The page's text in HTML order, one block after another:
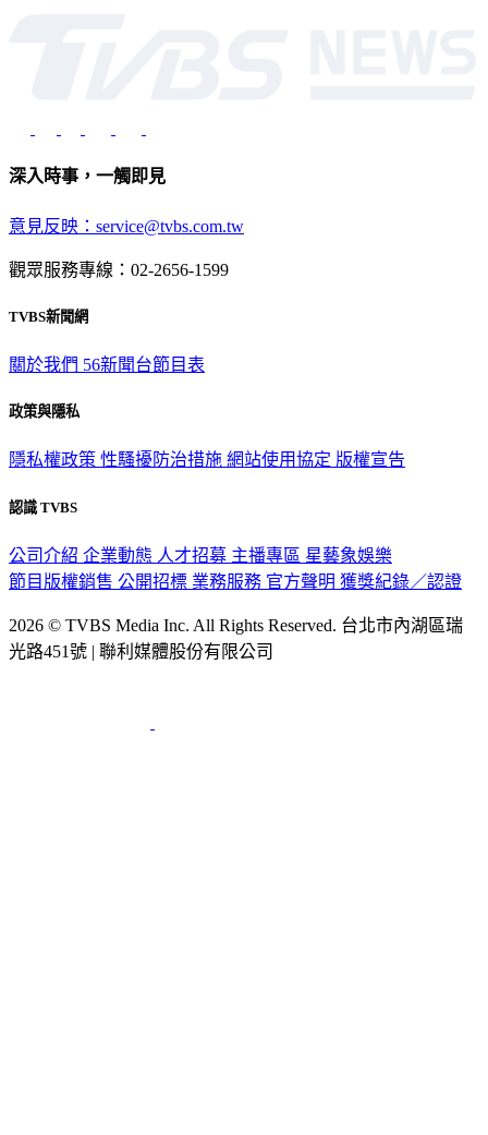
深入時事，一觸即見
意見反映：service@tvbs.com.tw
觀眾服務專線：02-2656-1599
TVBS新聞網
關於我們 56新聞台節目表
政策與隱私
隱私權政策 性騷擾防治措施 網站使用協定 版權宣告
認識 TVBS
公司介紹 企業動態 人才招募 主播專區 星藝象娛樂
節目版權銷售 公開招標 業務服務 官方聲明 獲獎紀錄／認證
2026 © TVBS Media Inc. All Rights Reserved. 台北市內湖區瑞
光路451號 | 聯利媒體股份有限公司